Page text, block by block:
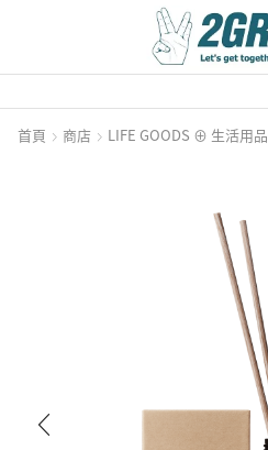
首頁 商店 LIFE GOODS ⊕ 生活用品